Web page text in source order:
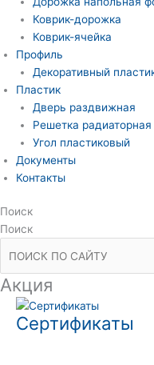
Коврик-дорожка
Коврик-ячейка
Профиль
Декоративный
Пластик
Дверь раздвижная
Решетка радиаторная
Угол пластиковый
Документы
Контакты
Поиск
Поиск
Акция
Сертификаты